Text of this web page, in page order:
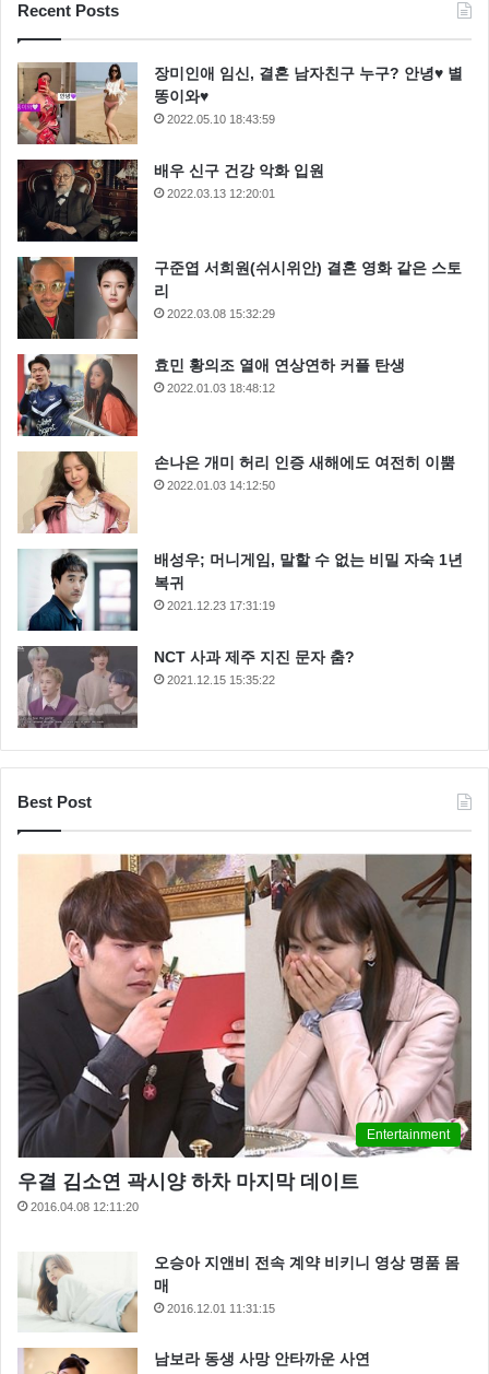
3라운드는 복면가왕 투표하세요가 승리했다. 61대 38
이라는 압도적인 점수로 승리를 했는데요 결과 발표가
있자 복면가왕 투표하세요는 폴짝폴빡 뛰며 좋아했습니
다.
복면가왕 투표하세요에게 패한 복면가왕 보헤미안 은
재즈보컬리스트 웅산 이였는데요 복면을 벗자 모든 판
정단은 놀라움을 감치지 못했다.
이날 웅산은 복면가왕을 준비하면서 가요 100여곡을 불
러봤다고 했는데요 웅산은 이기회를 통해 재즈에 좀더
많은 관심을 가져 주셨으면 하는 마음에서 출연 결정을
하게 되었다고 말했다.
▲ 복면가왕 음악대장 하여가 폭발적인 가창력
Recent Posts
장미인애 임신, 결혼 남자친구 누구? 안녕♥ 별
똥이와♥
2022.05.10 18:43:59
배우 신구 건강 악화 입원
2022.03.13 12:20:01
구준엽 서희원(쉬시위안) 결혼 영화 같은 스토
리
2022.03.08 15:32:29
효민 황의조 열애 연상연하 커플 탄생
2022.01.03 18:48:12
손나은 개미 허리 인증 새해에도 여전히 이뿜
2022.01.03 14:12:50
배성우; 머니게임, 말할 수 없는 비밀 자숙 1년
복귀
2021.12.23 17:31:19
NCT 사과 제주 지진 문자 춤?
2021.12.15 15:35:22
Best Post
Entertainment
우결 김소연 곽시양 하차 마지막 데이트
2016.04.08 12:11:20
오승아 지앤비 전속 계약 비키니 영상 명품 몸
매
2016.12.01 11:31:15
남보라 동생 사망 안타까운 사연